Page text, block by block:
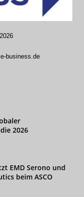
business.de
2026
EMD Serono und
beim ASCO